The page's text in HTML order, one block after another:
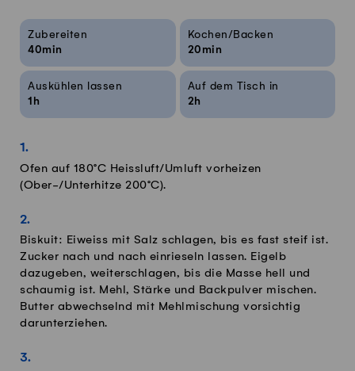
Rezeptinfos
Zubereiten
40min
Kochen/Backen
20min
Auskühlen lassen
1h
Auf dem Tisch in
2h
Ofen auf 180°C Heissluft/Umluft vorheizen
(Ober-/Unterhitze 200°C).
Biskuit: Eiweiss mit Salz schlagen, bis es fast steif ist.
Zucker nach und nach einrieseln lassen. Eigelb
dazugeben, weiterschlagen, bis die Masse hell und
schaumig ist. Mehl, Stärke und Backpulver mischen.
Butter abwechselnd mit Mehlmischung vorsichtig
darunterziehen.